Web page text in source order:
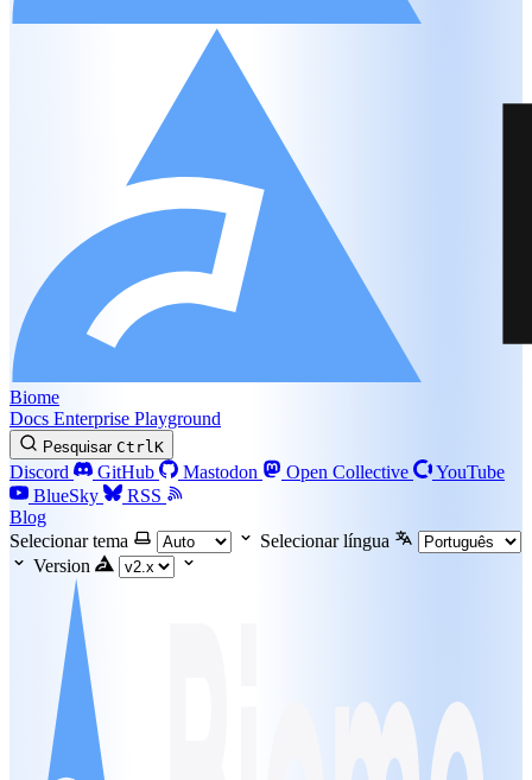
Biome
Docs Enterprise Playground
Pesquisar CtrlK
Discord GitHub Mastodon Open Collective
YouTube
BlueSky
RSS
Blog
Selecionar tema
Selecionar língua
Version